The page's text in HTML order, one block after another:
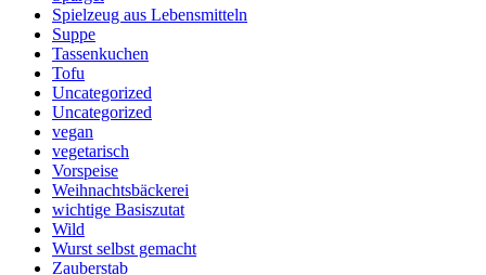
Spielzeug aus Lebensmitteln
Suppe
Tassenkuchen
Tofu
Uncategorized
Uncategorized
vegan
vegetarisch
Vorspeise
Weihnachtsbäckerei
wichtige Basiszutat
Wild
Wurst selbst gemacht
Zauberstab